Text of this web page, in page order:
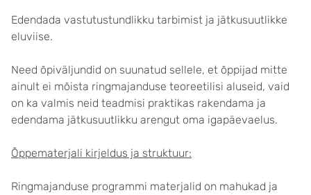
Edendada vastutustundlikku tarbimist ja jätkusuutlikke
eluviise.
Need õpiväljundid on suunatud sellele, et õppijad mitte
ainult ei mõista ringmajanduse teoreetilisi aluseid, vaid
on ka valmis neid teadmisi praktikas rakendama ja
edendama jätkusuutlikku arengut oma igapäevaelus.
Õppematerjali kirjeldus ja struktuur:
Ringmajanduse programmi materjalid on mahukad ja